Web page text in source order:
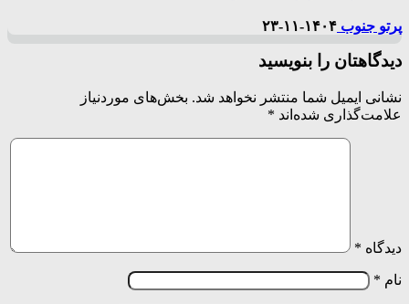
پرتو جنوب ۱۴۰۴-۱۱-۲۳
دیدگاهتان را بنویسید
نشانی ایمیل شما منتشر نخواهد شد. بخش‌های موردنیاز
علامت‌گذاری شده‌اند *
دیدگاه *
نام *